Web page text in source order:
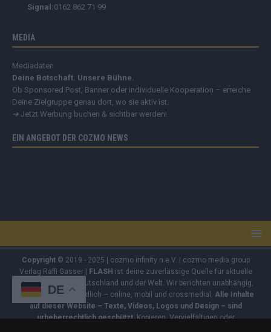
Signal:0162 862 71 99
MEDIA
Mediadaten
Deine Botschaft. Unsere Bühne.
Ob Sponsored Post, Banner oder individuelle Kooperation – erreiche
Deine Zielgruppe genau dort, wo sie aktiv ist.
➔ Jetzt Werbung buchen & sichtbar werden!
EIN ANGEBOT DER COZMO NEWS
Copyright© 2019 - 2025 | cozmo infinity n.e.V. | cozmo media group
Verlag Raffi Gasser | FLASH ist deine zuverlässige Quelle für aktuelle
Nachrichten aus Deutschland und der Welt. Wir berichten unabhängig,
fundiert und verständlich – online, mobil und crossmedial.
Alle Inhalte
auf dieser Website – Texte, Videos, Logos und Design – sind
urheberrechtlich geschützt. Kopieren, Vervielfältigen oder
DE